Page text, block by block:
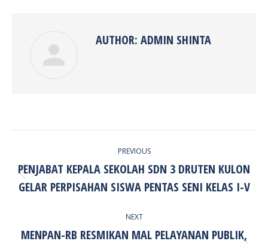
AUTHOR: ADMIN SHINTA
PREVIOUS
Previous
post:
PENJABAT KEPALA SEKOLAH SDN 3 DRUTEN KULON
GELAR PERPISAHAN SISWA PENTAS SENI KELAS I-V
NEXT
MENPAN-RB RESMIKAN MAL PELAYANAN PUBLIK,